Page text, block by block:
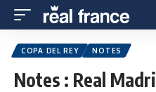
COPA DEL REY NOTES
Notes : Real